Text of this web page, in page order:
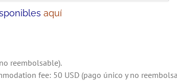
aquí
reembolsable).
fee: 50 USD (pago único y no